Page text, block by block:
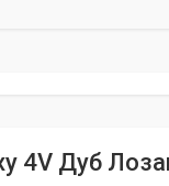
4V Дуб